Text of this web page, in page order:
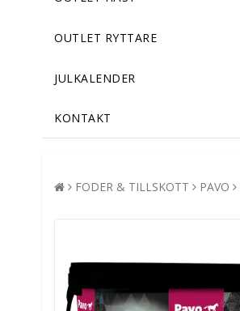
OUTLET RYTTARE
JULKALENDER
KONTAKT
FODER & TILLSKOTT PAVO